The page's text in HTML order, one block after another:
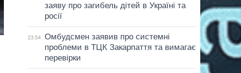
заяву про загибель дітей в Україні та
росії
23:54
Омбудсмен заявив про системні
проблеми в ТЦК Закарпаття та вимагає
перевірки